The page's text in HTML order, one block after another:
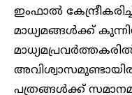
ഇംഫാൽ
മാധ്യമങ്ങൾക്ക്
പത്രങ്ങൾക്ക്